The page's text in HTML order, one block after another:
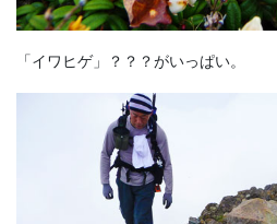
「イワヒゲ」？？？がいっぱい。